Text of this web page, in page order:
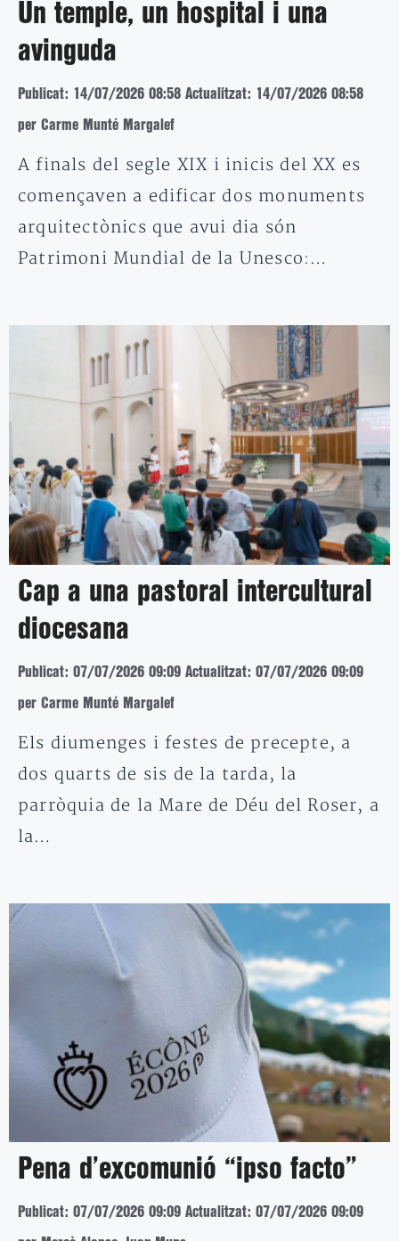
Un temple, un hospital i una
avinguda
Publicat: 14/07/2026 08:58 Actualitzat: 14/07/2026 08:58
per Carme Munté Margalef
A finals del segle XIX i inicis del XX es
començaven a edificar dos monuments
arquitectònics que avui dia són
Patrimoni Mundial de la Unesco:…
Cap a una pastoral intercultural
diocesana
Publicat: 07/07/2026 09:09 Actualitzat: 07/07/2026 09:09
per Carme Munté Margalef
Els diumenges i festes de precepte, a
dos quarts de sis de la tarda, la
parròquia de la Mare de Déu del Roser, a
la…
Pena d’excomunió “ipso facto”
Publicat: 07/07/2026 09:09 Actualitzat: 07/07/2026 09:09